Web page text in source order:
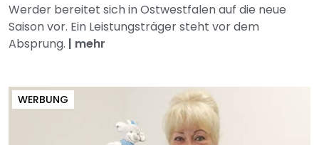
Werder bereitet sich in Ostwestfalen auf die neue
Saison vor. Ein Leistungsträger steht vor dem
Absprung. | mehr
WERBUNG